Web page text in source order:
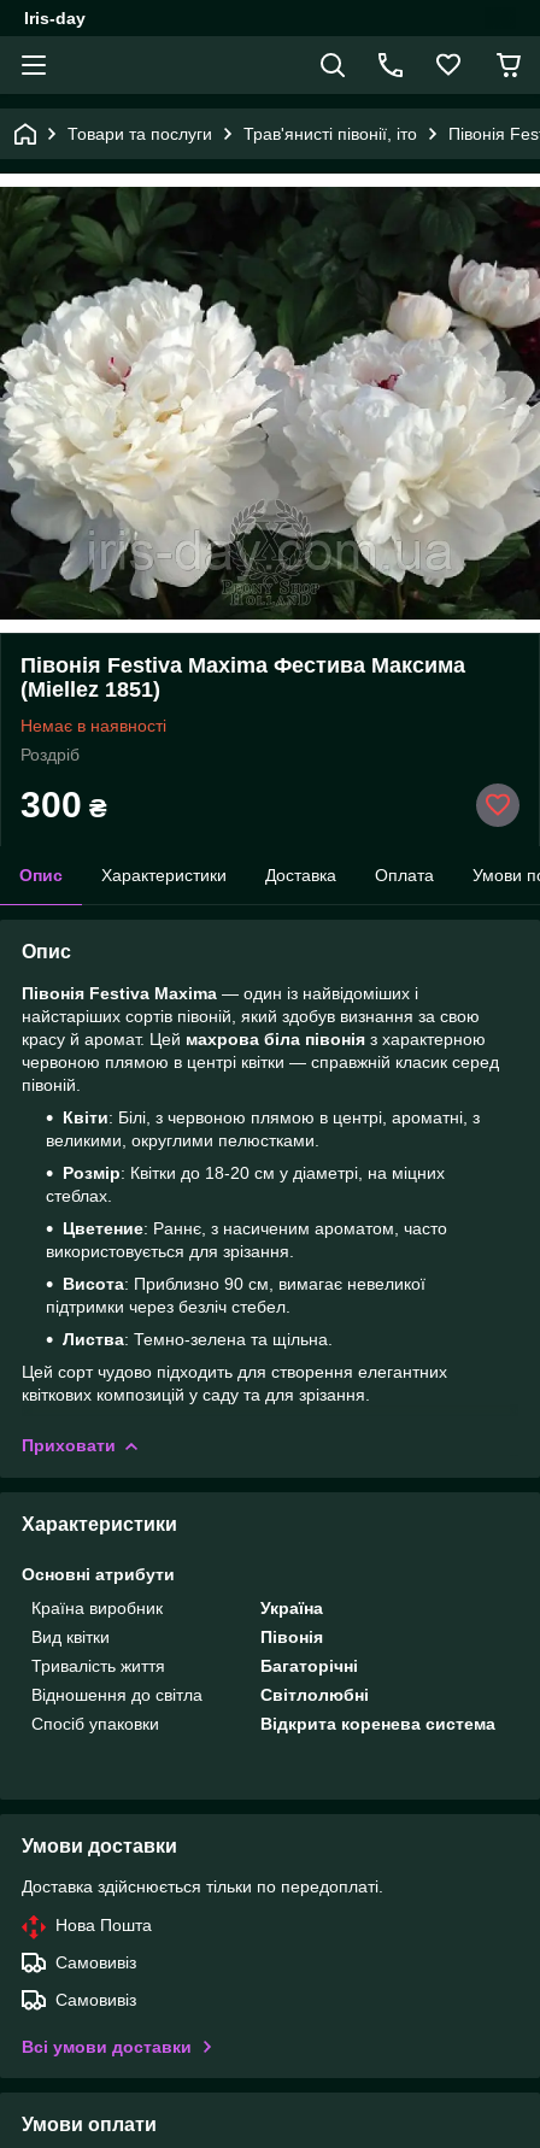
Iris-day
Товари та послуги Трав'янисті півонії, іто Півонія
Півонія Festiva Maxima Фестива Максима
(Miellez 1851)
Немає в наявності
Роздріб
300 ₴
Опис Характеристики Доставка Оплата Умови
Опис
Півонія Festiva Maxima — один із найвідоміших і
найстаріших сортів півоній, який здобув визнання за свою
красу й аромат. Цей махрова біла півонія з характерною
червоною плямою в центрі квітки — справжній класик серед
півоній.
Квіти: Білі, з червоною плямою в центрі, ароматні, з
великими, округлими пелюстками.
Розмір: Квітки до 18-20 см у діаметрі, на міцних
стеблах.
Цветение: Раннє, з насиченим ароматом, часто
використовується для зрізання.
Висота: Приблизно 90 см, вимагає невеликої
підтримки через безліч стебел.
Листва: Темно-зелена та щільна.
Цей сорт чудово підходить для створення елегантних
квіткових композицій у саду та для зрізання.
Приховати
Характеристики
Основні атрибути
Країна виробник
Україна
Вид квітки
Півонія
Тривалість життя
Багаторічні
Відношення до світла
Світлолюбні
Спосіб упаковки
Відкрита коренева система
Умови доставки
Доставка здійснюється тільки по передоплаті.
Нова Пошта
Самовивіз
Самовивіз
Всі умови доставки
Умови оплати